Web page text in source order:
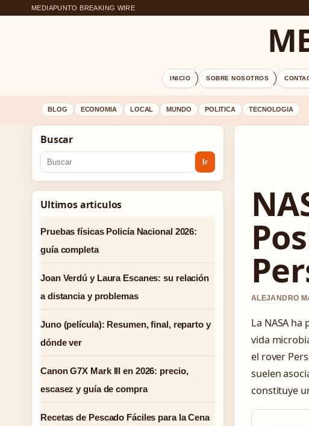
MEDIAPUNTO BREAKING WIRE
INICIO SOBRE NOSOTROS
BLOG ECONOMIA LOCAL MUNDO POLITICA TECNOLOGIA
ALEJANDRO
La NASA
vida
el rover
suelen
constituye
Buscar
Ir
Ultimos articulos
Pruebas físicas Policía Nacional 2026:
guía completa
Joan Verdú y Laura Escanes: su relación
a distancia y problemas
Juno (película): Resumen, final, reparto y
dónde ver
Canon G7X Mark III en 2026: precio,
escasez y guía de compra
Recetas de Pescado Fáciles para la Cena